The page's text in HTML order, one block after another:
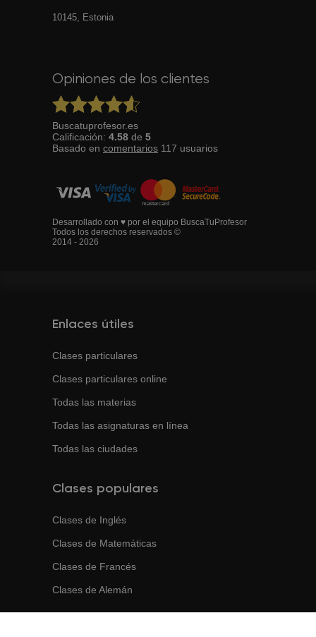
10145, Estonia
Opiniones de los clientes
Buscatuprofesor.es
Calificación: 4.58 de 5
Basado en comentarios 117 usuarios
Desarrollado con ♥ por el equipo BuscaTuProfesor
Todos los derechos reservados ©
2014 - 2026
Enlaces útiles
Clases particulares
Clases particulares online
Todas las materias
Todas las asignaturas en línea
Todas las ciudades
Clases populares
Clases de Inglés
Clases de Matemáticas
Clases de Francés
Clases de Alemán